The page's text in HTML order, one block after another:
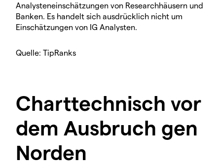
Analysteneinschätzungen von Researchhäusern und
Banken. Es handelt sich ausdrücklich nicht um
Einschätzungen von IG Analysten.
Quelle: TipRanks
Charttechnisch vor
dem Ausbruch gen
Norden